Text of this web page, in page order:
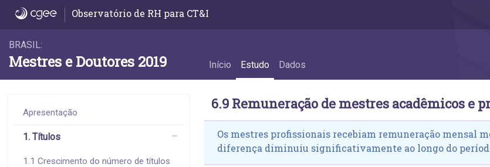
6.9 Remuneração de mestres acadêmicos e profissionais - 6.9 Remuneração
Observatório de RH para CT&I
BRASIL:
Mestres e Doutores 2019 Início Estudo Dados
Apresentação
1. Títulos
1.1 Crescimento do número de títulos
6.9 Remuneração de mestres acadêmicos e
Os mestres profissionais recebiam remuneração mensal
diferença diminuiu significativamente ao longo do